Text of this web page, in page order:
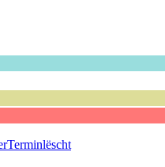
Terminlëscht